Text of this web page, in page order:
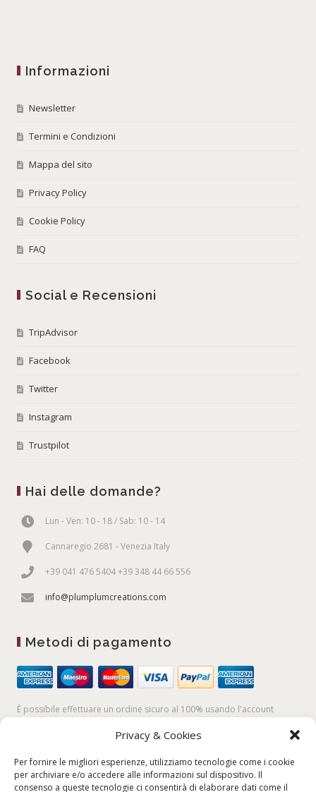
Privacy & Cookies
Per fornire le migliori esperienze, utilizziamo tecnologie come i cookie
per archiviare e/o accedere alle informazioni sul dispositivo. Il
consenso a queste tecnologie ci consentirà di elaborare dati come il
Informazioni
Newsletter
Termini e Condizioni
Mappa del sito
Privacy Policy
Cookie Policy
FAQ
Social e Recensioni
TripAdvisor
Facebook
Twitter
Instagram
Trustpilot
Hai delle domande?
Lun - Ven: 10 - 18 / Sab: 10 - 14
Cannaregio 2681 - Venezia Italy
+39 041 476 5404 +39 348 44 66 556
info@plumplumcreations.com
Metodi di pagamento
È possibile effettuare un ordine sicuro al 100% usando l'account
PayPal,lacarta di credito, oppure facendo unbonifico bancario